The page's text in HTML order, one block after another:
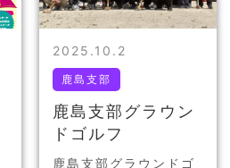
2025.10.2
鹿島支部
鹿島支部グラウン
ドゴルフ
鹿島支部グラウンドゴ